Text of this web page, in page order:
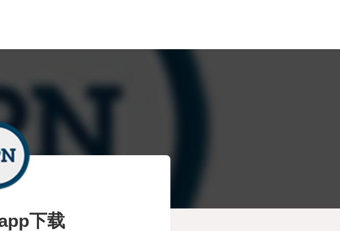
下载